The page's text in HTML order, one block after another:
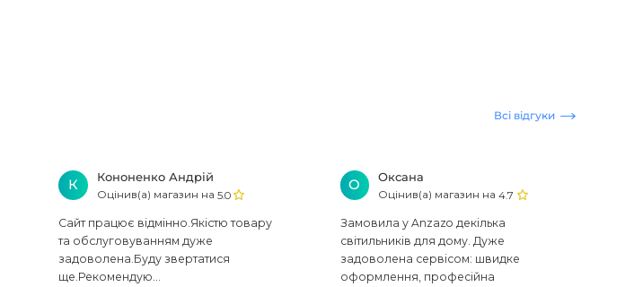
Всі відгуки
К
Кононенко Андрій
Оцінив(а) магазин на 5.0
Сайт працює відмінно.Якістю товару
та обслуговуванням дуже
задоволена.Буду звертатися
ще.Рекомендую...
О
Оксана
Оцінив(а) магазин на4.7
Замовила у Anzazo декілька
світильників для дому. Дуже
задоволена сервісом: швидке
оформлення, професійна